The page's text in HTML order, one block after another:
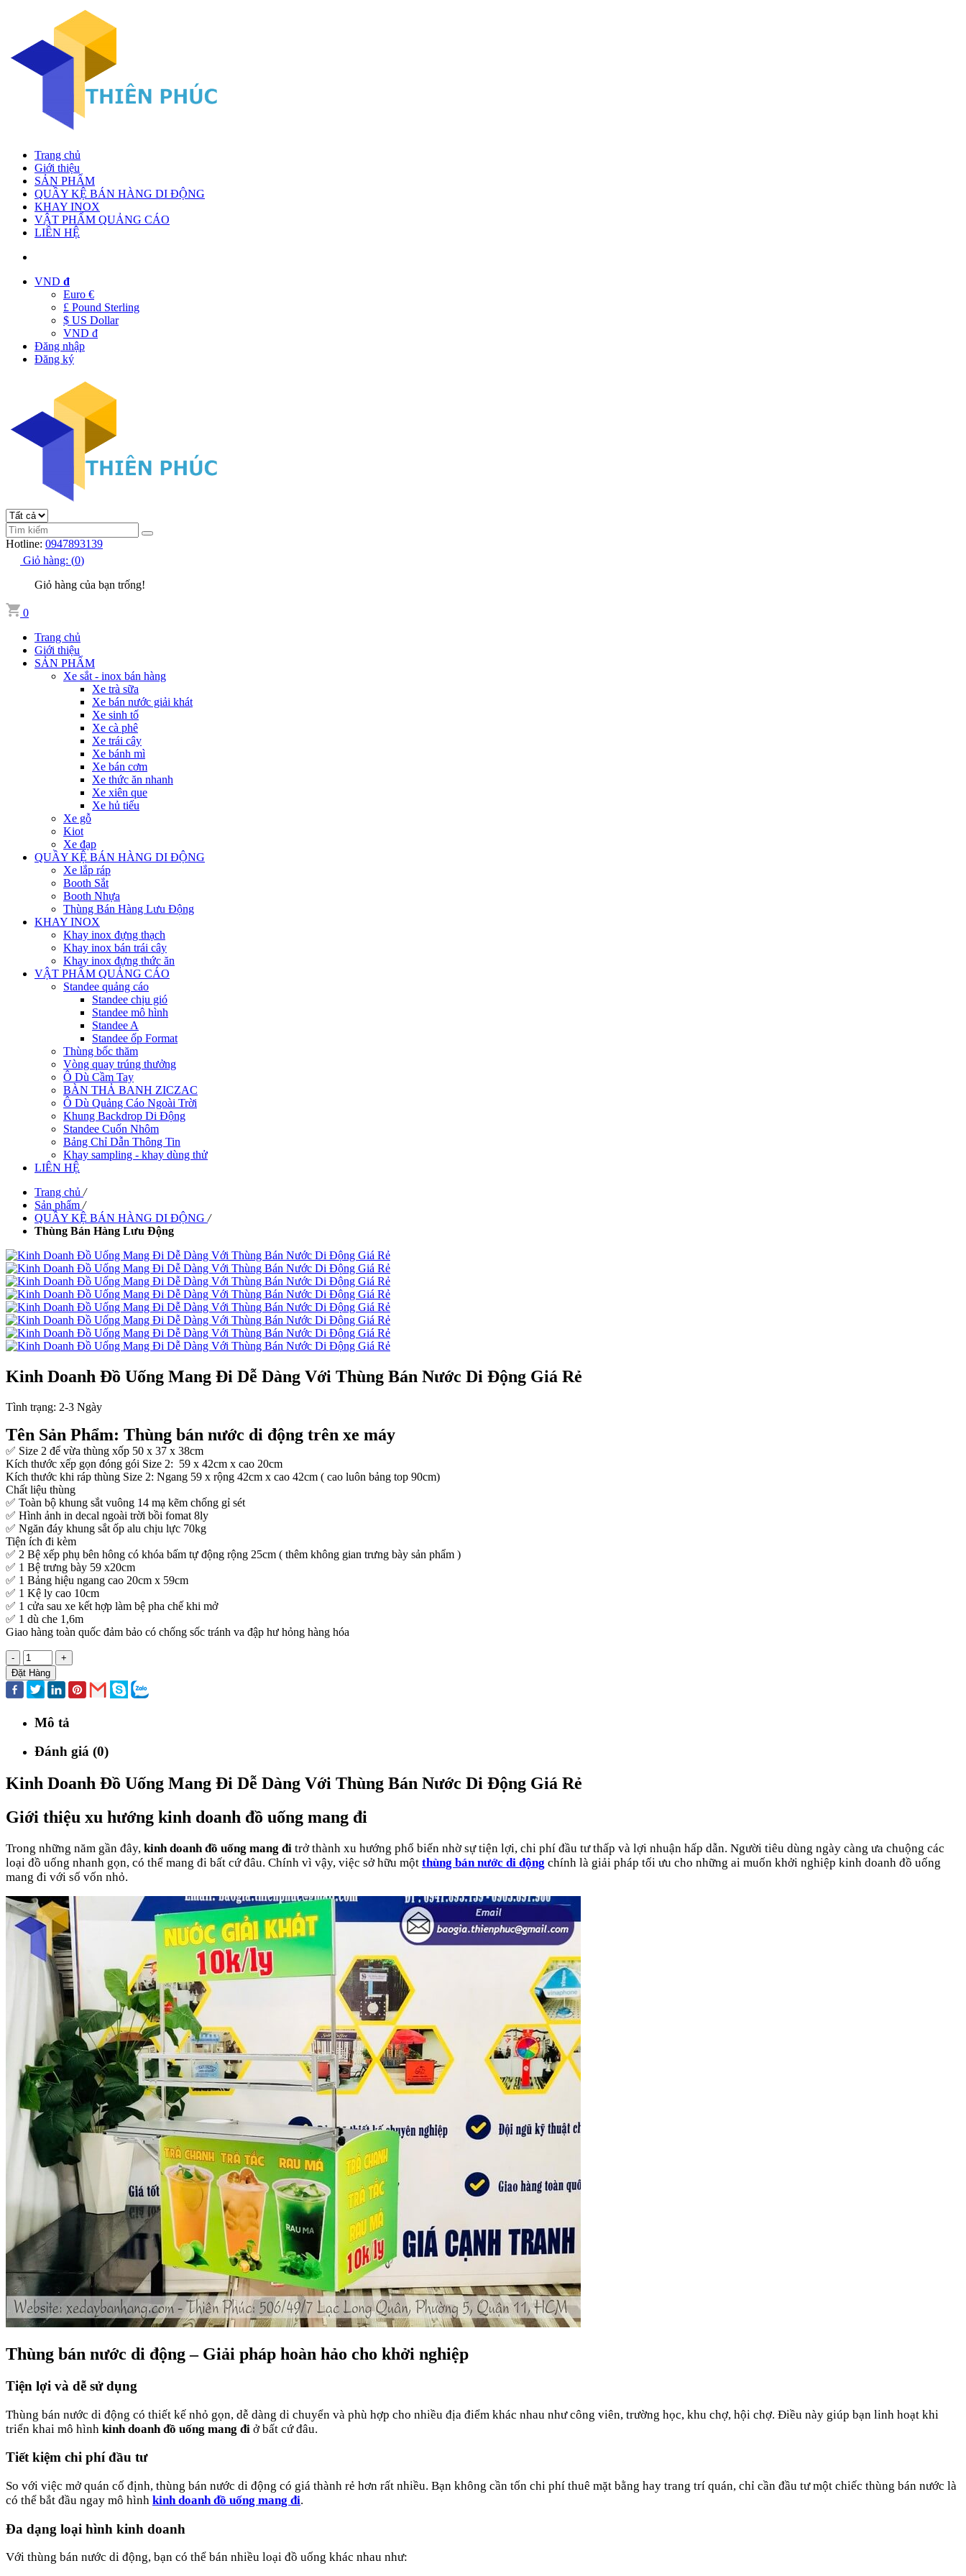
Trang chủ
Giới thiệu
SẢN PHẨM
QUẦY KỆ BÁN HÀNG DI ĐỘNG
KHAY INOX
VẬT PHẨM QUẢNG CÁO
LIÊN HỆ
VND đ
Euro €
£ Pound Sterling
$ US Dollar
VND đ
Đăng nhập
Đăng ký
Hotline: 0947893139
Giỏ hàng: (0)
Giỏ hàng của bạn trống!
0
Trang chủ
Giới thiệu
SẢN PHẨM
Xe sắt - inox bán hàng
Xe trà sữa
Xe bán nước giải khát
Xe sinh tố
Xe cà phê
Xe trái cây
Xe bánh mì
Xe bán cơm
Xe thức ăn nhanh
Xe xiên que
Xe hủ tiếu
Xe gỗ
Kiot
Xe đạp
QUẦY KỆ BÁN HÀNG DI ĐỘNG
Xe lắp ráp
Booth Sắt
Booth Nhựa
Thùng Bán Hàng Lưu Động
KHAY INOX
Khay inox đựng thạch
Khay inox bán trái cây
Khay inox đựng thức ăn
VẬT PHẨM QUẢNG CÁO
Standee quảng cáo
Standee chịu gió
Standee mô hình
Standee A
Standee ốp Format
Thùng bốc thăm
Vòng quay trúng thưởng
Ô Dù Cầm Tay
BÀN THẢ BANH ZICZAC
Ô Dù Quảng Cáo Ngoài Trời
Khung Backdrop Di Động
Standee Cuốn Nhôm
Bảng Chỉ Dẫn Thông Tin
Khay sampling - khay dùng thử
LIÊN HỆ
Trang chủ /
Sản phẩm /
QUẦY KỆ BÁN HÀNG DI ĐỘNG /
Thùng Bán Hàng Lưu Động
Kinh Doanh Đồ Uống Mang Đi Dễ Dàng Với Thùng Bán Nước Di Động Giá Rẻ
Tình trạng: 2-3 Ngày
Tên Sản Phẩm: Thùng bán nước di động trên xe máy
✅ Size 2 để vừa thùng xốp 50 x 37 x 38cm
Kích thước xếp gọn đóng gói Size 2: 59 x 42cm x cao 20cm
Kích thước khi ráp thùng Size 2: Ngang 59 x rộng 42cm x cao 42cm ( cao luôn bảng top 90cm)
Chất liệu thùng
✅ Toàn bộ khung sắt vuông 14 mạ kẽm chống gỉ sét
✅ Hình ảnh in decal ngoài trời bồi fomat 8ly
✅ Ngăn đáy khung sắt ốp alu chịu lực 70kg
Tiện ích đi kèm
✅ 2 Bệ xếp phụ bên hông có khóa bấm tự động rộng 25cm ( thêm không gian trưng bày sản phẩm )
✅ 1 Bệ trưng bày 59 x20cm
✅ 1 Bảng hiệu ngang cao 20cm x 59cm
✅ 1 Kệ ly cao 10cm
✅ 1 cửa sau xe kết hợp làm bệ pha chế khi mở
✅ 1 dù che 1,6m
Giao hàng toàn quốc đảm bảo có chống sốc tránh va đập hư hỏng hàng hóa
-
+
Đặt Hàng
Mô tả
Đánh giá (0)
Kinh Doanh Đồ Uống Mang Đi Dễ Dàng Với Thùng Bán Nước Di Động Giá Rẻ
Giới thiệu xu hướng kinh doanh đồ uống mang đi
Trong những năm gần đây, kinh doanh đồ uống mang đi trở thành xu hướng phổ biến nhờ sự tiện lợi, chi phí đầu tư thấp và lợi nhuận hấp dẫn. Người tiêu dùng ngày càng ưa chuộng các
loại đồ uống nhanh gọn, có thể mang đi bất cứ đâu. Chính vì vậy, việc sở hữu một thùng bán nước di động chính là giải pháp tối ưu cho những ai muốn khởi nghiệp kinh doanh đồ uống
mang đi với số vốn nhỏ.
Thùng bán nước di động – Giải pháp hoàn hảo cho khởi nghiệp
Tiện lợi và dễ sử dụng
Thùng bán nước di động có thiết kế nhỏ gọn, dễ dàng di chuyển và phù hợp cho nhiều địa điểm khác nhau như công viên, trường học, khu chợ, hội chợ. Điều này giúp bạn linh hoạt khi
triển khai mô hình kinh doanh đồ uống mang đi ở bất cứ đâu.
Tiết kiệm chi phí đầu tư
So với việc mở quán cố định, thùng bán nước di động có giá thành rẻ hơn rất nhiều. Bạn không cần tốn chi phí thuê mặt bằng hay trang trí quán, chỉ cần đầu tư một chiếc thùng bán nước là
có thể bắt đầu ngay mô hình kinh doanh đồ uống mang đi.
Đa dạng loại hình kinh doanh
Với thùng bán nước di động, bạn có thể bán nhiều loại đồ uống khác nhau như: